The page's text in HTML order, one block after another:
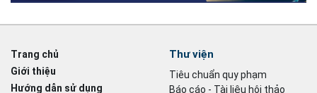
Trang chủ
Giới thiệu
Hướng dẫn sử dụng
Thư viện
Tiêu chuẩn quy phạm
Báo cáo - Tài liệu hội thảo